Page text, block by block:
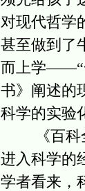
对现代哲学
甚至做到了
而上学——“
书》阐述的
科学的实验
《百科全
进入科学的
学者看来，